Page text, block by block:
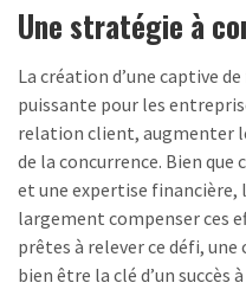
Une stratégie à
La création d’une captive
puissante pour les
relation client, augmenter
de la concurrence. Bien que
et une expertise financière,
largement compenser ces
prêtes à relever ce défi,
bien être la clé d’un succès